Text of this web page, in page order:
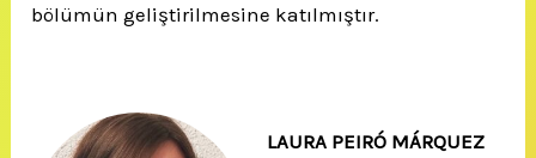
bölümün geliştirilmesine katılmıştır.
LAURA PEIRÓ MÁRQUEZ